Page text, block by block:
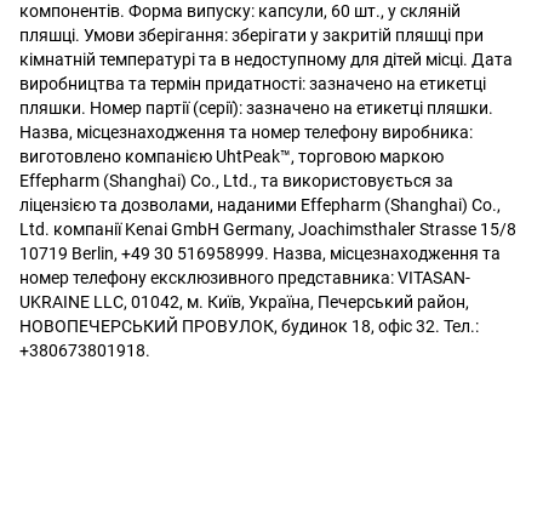
компонентів. Форма випуску: капсули, 60 шт., у скляній
пляшці. Умови зберігання: зберігати у закритій пляшці при
кімнатній температурі та в недоступному для дітей місці. Дата
виробництва та термін придатності: зазначено на етикетці
пляшки. Номер партії (серії): зазначено на етикетці пляшки.
Назва, місцезнаходження та номер телефону виробника:
виготовлено компанією UhtPeak™, торговою маркою
Effepharm (Shanghai) Co., Ltd., та використовується за
ліцензією та дозволами, наданими Effepharm (Shanghai) Co.,
Ltd. компанії Kenai GmbH Germany, Joachimsthaler Strasse 15/8
10719 Berlin, +49 30 516958999. Назва, місцезнаходження та
номер телефону ексклюзивного представника: VITASAN-
UKRAINE LLC, 01042, м. Київ, Україна, Печерський район,
НОВОПЕЧЕРСЬКИЙ ПРОВУЛОК, будинок 18, офіс 32. Тел.:
+380673801918.